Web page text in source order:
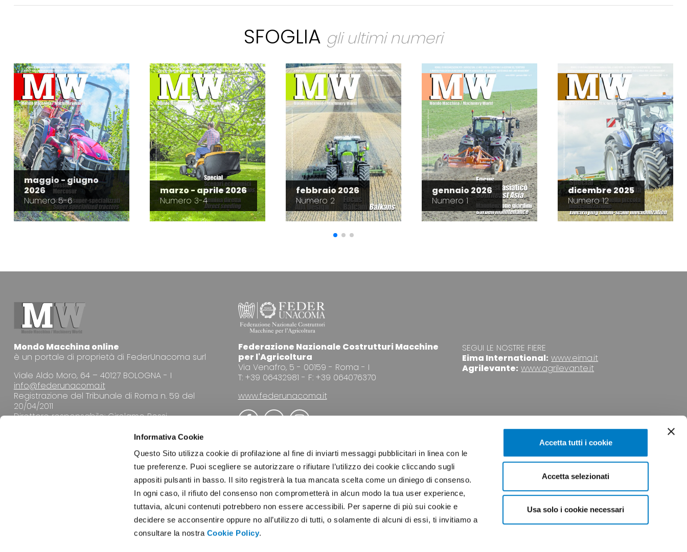
Informativa Cookie
Questo Sito utilizza cookie di profilazione al fine di inviarti messaggi pubblicitari in linea con le
tue preferenze. Puoi scegliere se autorizzare o rifiutare l’utilizzo dei cookie cliccando sugli
appositi pulsanti in basso. Il sito registrerà la tua mancata scelta come un diniego di consenso.
In ogni caso, il rifiuto del consenso non comprometterà in alcun modo la tua user experience,
tuttavia, alcuni contenuti potrebbero non essere accessibili. Per saperne di più sui cookie e
decidere se acconsentire oppure no all’utilizzo di tutti, o solamente di alcuni di essi, ti invitiamo a
consultare la nostra Cookie Policy.
Accetta tutti i cookie
Accetta selezionati
Usa solo i cookie necessari
SFOGLIA gli ultimi numeri
maggio - giugno
2026
Numero 5-6
marzo - aprile 2026
Numero 3-4
febbraio 2026
Numero 2
gennaio 2026
Numero 1
dicembre 2025
Numero 12
Mondo Macchina online
è un portale di proprietà di FederUnacoma surl
Viale Aldo Moro, 64 – 40127 BOLOGNA - I
info@federunacoma.it
Registrazione del Tribunale di Roma n. 59 del
20/04/2011
Direttore responsabile: Girolamo Rossi
Federazione Nazionale Costrutturi Macchine
per l'Agricoltura
Via Venafro, 5 - 00159 - Roma - I
T: +39 06432981 - F: +39 064076370
www.federunacoma.it
SEGUI LE NOSTRE FIERE
Eima International: www.eima.it
Agrilevante: www.agrilevante.it
LA REDAZIONE PUBBLICITÀ NEWSLETTER COOKIE POLICY PRIVACY